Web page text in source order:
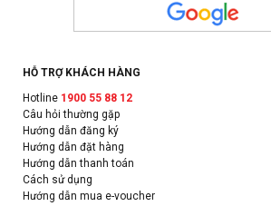
HỖ TRỢ KHÁCH HÀNG
Hotline 1900 55 88 12
Câu hỏi thường gặp
Hướng dẫn đăng ký
Hướng dẫn đặt hàng
Hướng dẫn thanh toán
Cách sử dụng
Hướng dẫn mua e-voucher